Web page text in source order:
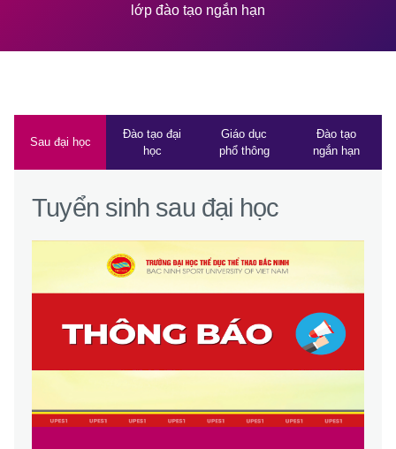
lớp đào tạo ngắn hạn
Sau đại học
Đào tạo đại
học
Giáo dục
phổ thông
Đào tạo
ngắn hạn
Tuyển sinh sau đại học